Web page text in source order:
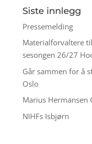
Siste innlegg
Pressemelding
Materialforvaltere
sesongen 26/27
Går sammen for å
Oslo
Marius Hermansen
NIHFs Isbjørn